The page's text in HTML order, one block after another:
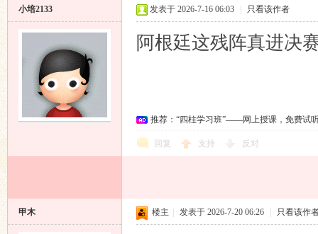
小培2133 发表于 2026-7-16 06:03 只看该作者
阿根廷这残阵真进决
推荐：“四柱学习班”——网上授课，免费试
回复 支持 反对
甲木 楼主 发表于 2026-7-20 06:26 只看该作